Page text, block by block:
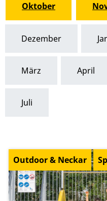
Oktober
Dezember
März April
Juli
Outdoor & Neckar